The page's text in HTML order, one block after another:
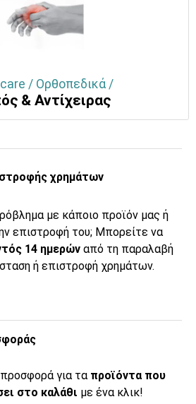
/ Ορθοπεδικά /
& Αντίχειρας
χρημάτων
με κάποιο προϊόν μας ή
επιστροφή του; Μπορείτε να
14 ημερών από τη παραλαβή
ή επιστροφή χρημάτων.
για τα προϊόντα που
στο καλάθι με ένα κλικ!